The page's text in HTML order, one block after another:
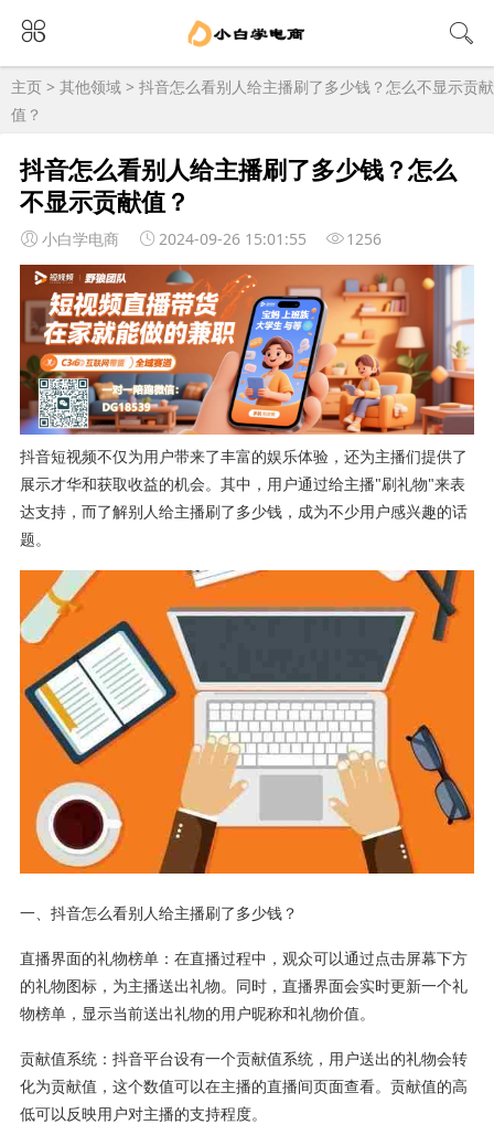
主页 > 其他领域 > 抖音怎么看别人给主播刷了多少钱？怎么不显示贡献
值？
抖音怎么看别人给主播刷了多少钱？怎么
不显示贡献值？
小白学电商 2024-09-26 15:01:55 1256
抖音短视频不仅为用户带来了丰富的娱乐体验，还为主播们提供了
展示才华和获取收益的机会。其中，用户通过给主播"刷礼物"来表
达支持，而了解别人给主播刷了多少钱，成为不少用户感兴趣的话
题。
一、抖音怎么看别人给主播刷了多少钱？
直播界面的礼物榜单：在直播过程中，观众可以通过点击屏幕下方
的礼物图标，为主播送出礼物。同时，直播界面会实时更新一个礼
物榜单，显示当前送出礼物的用户昵称和礼物价值。
贡献值系统：抖音平台设有一个贡献值系统，用户送出的礼物会转
化为贡献值，这个数值可以在主播的直播间页面查看。贡献值的高
低可以反映用户对主播的支持程度。